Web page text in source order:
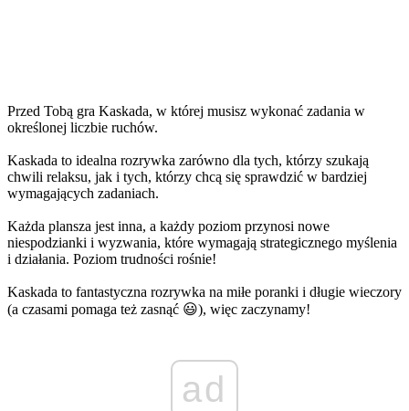
Przed Tobą gra Kaskada, w której musisz wykonać zadania w
określonej liczbie ruchów.
Kaskada to idealna rozrywka zarówno dla tych, którzy szukają
chwili relaksu, jak i tych, którzy chcą się sprawdzić w bardziej
wymagających zadaniach.
Każda plansza jest inna, a każdy poziom przynosi nowe
niespodzianki i wyzwania, które wymagają strategicznego myślenia
i działania. Poziom trudności rośnie!
Kaskada to fantastyczna rozrywka na miłe poranki i długie wieczory
(a czasami pomaga też zasnąć 😃), więc zaczynamy!
ad